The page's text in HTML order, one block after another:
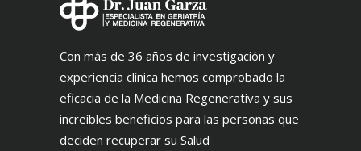
Con más de 36 años de investigación y
experiencia clínica hemos comprobado la
eficacia de la Medicina Regenerativa y sus
increíbles beneficios para las personas que
deciden recuperar su Salud